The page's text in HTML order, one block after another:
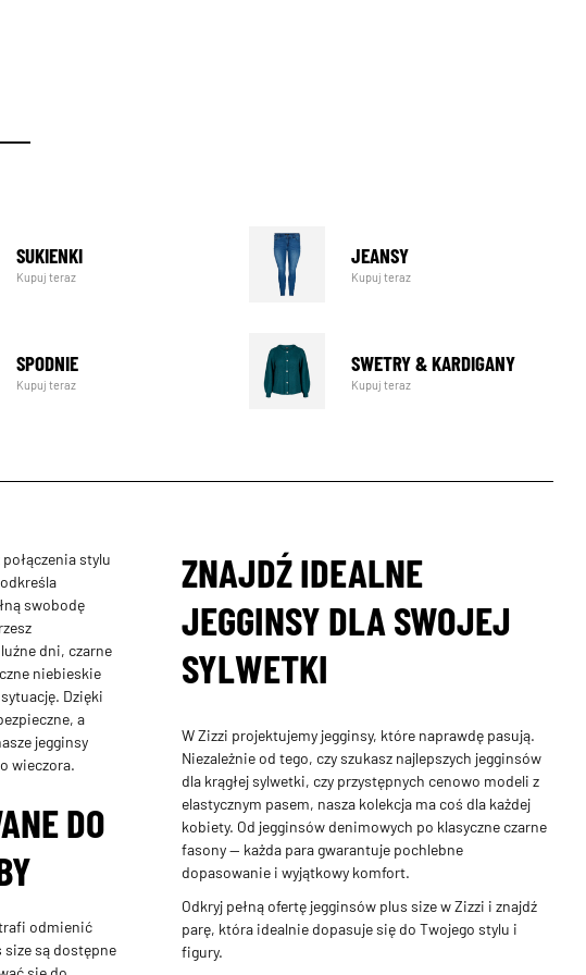
SUKIENKI
Kupuj teraz
JEANSY
Kupuj teraz
SPODNIE
Kupuj teraz
SWETRY & KARDIGANY
Kupuj teraz
stylu
swobodę
dni, czarne
niebieskie
Dzięki
a
jegginsy
wieczora.
DO
odmienić
size są dostępne
ZNAJDŹ IDEALNE
JEGGINSY DLA SWOJEJ
SYLWETKI
W Zizzi projektujemy jegginsy, które naprawdę pasują.
Niezależnie od tego, czy szukasz najlepszych jegginsów
dla krągłej sylwetki, czy przystępnych cenowo modeli z
elastycznym pasem, nasza kolekcja ma coś dla każdej
kobiety. Od jegginsów denimowych po klasyczne czarne
fasony — każda para gwarantuje pochlebne
dopasowanie i wyjątkowy komfort.
Odkryj pełną ofertę jegginsów plus size w Zizzi i znajdź
parę, która idealnie dopasuje się do Twojego stylu i
figury.